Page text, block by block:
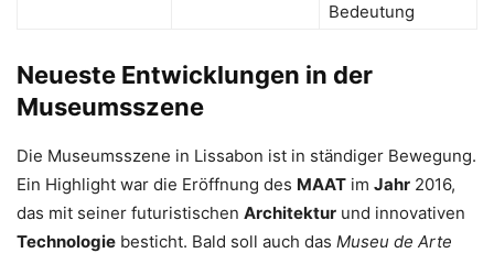
Bedeutung
Neueste Entwicklungen in der
Museumsszene
Die Museumsszene in Lissabon ist in ständiger Bewegung.
Ein Highlight war die Eröffnung des MAAT im Jahr 2016,
das mit seiner futuristischen Architektur und innovativen
Technologie besticht. Bald soll auch das Museu de Arte